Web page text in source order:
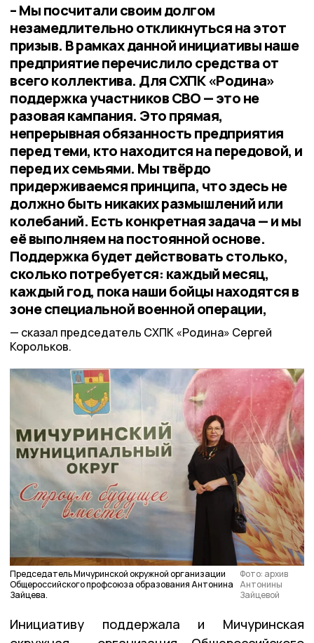
– Мы посчитали своим долгом
незамедлительно откликнуться на этот
призыв. В рамках данной инициативы наше
предприятие перечислило средства от
всего коллектива. Для СХПК «Родина»
поддержка участников СВО — это не
разовая кампания. Это прямая,
непрерывная обязанность предприятия
перед теми, кто находится на передовой, и
перед их семьями. Мы твёрдо
придерживаемся принципа, что здесь не
должно быть никаких размышлений или
колебаний. Есть конкретная задача — и мы
её выполняем на постоянной основе.
Поддержка будет действовать столько,
сколько потребуется: каждый месяц,
каждый год, пока наши бойцы находятся в
зоне специальной военной операции,
сказал председатель СХПК «Родина» Сергей
Корольков.
Председатель Мичуринской окружной организации
Общероссийского профсоюза образования Антонина
Зайцева.
Фото: архив
Антонины
Зайцевой
Инициативу поддержала и Мичуринская